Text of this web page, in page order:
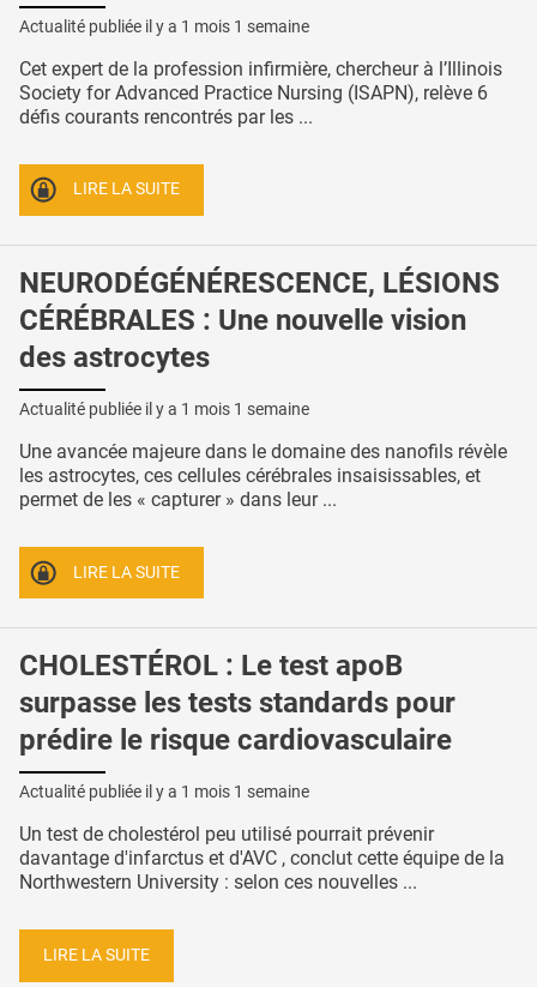
Actualité publiée il y a 1 mois 1 semaine
Cet expert de la profession infirmière, chercheur à l’Illinois
Society for Advanced Practice Nursing (ISAPN), relève 6
défis courants rencontrés par les ...
LIRE LA SUITE
NEURODÉGÉNÉRESCENCE, LÉSIONS
CÉRÉBRALES : Une nouvelle vision
des astrocytes
Actualité publiée il y a 1 mois 1 semaine
Une avancée majeure dans le domaine des nanofils révèle
les astrocytes, ces cellules cérébrales insaisissables, et
permet de les « capturer » dans leur ...
LIRE LA SUITE
CHOLESTÉROL : Le test apoB
surpasse les tests standards pour
prédire le risque cardiovasculaire
Actualité publiée il y a 1 mois 1 semaine
Un test de cholestérol peu utilisé pourrait prévenir
davantage d'infarctus et d'AVC , conclut cette équipe de la
Northwestern University : selon ces nouvelles ...
LIRE LA SUITE